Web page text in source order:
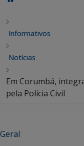
Informativos
Notícias
Em Corumbá,
pela Polícia Civil
Geral